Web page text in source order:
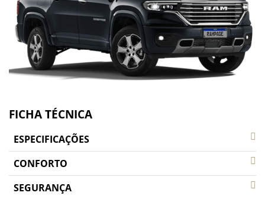
FICHA TÉCNICA
ESPECIFICAÇÕES
CONFORTO
SEGURANÇA